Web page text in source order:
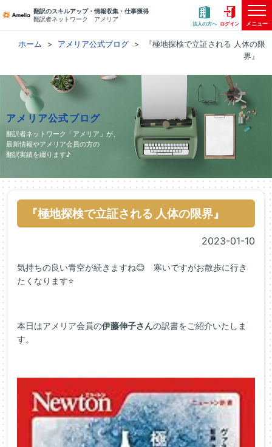
翻訳のスキルアップ・情報収集・仕事獲得
翻訳者ネットワーク アメリア
法人の方へ ログイン メニュー
ホーム アメリア公式ブログ
『極地探検で立証される 人体の限
界』
アメリア公式ブログ
翻訳者ネットワーク「アメリア」が、
最新情報やアメリア会員の方の
翻訳実績を綴ります♪
『極地探検で立証される 人体の限界』
2023-01-10
気持ちの良い青空が続きますね😊 寒いですがお散歩に行き
たくなります⭐
本日はアメリア会員の伊藤伸子さんの訳書をご紹介いたしま
す。